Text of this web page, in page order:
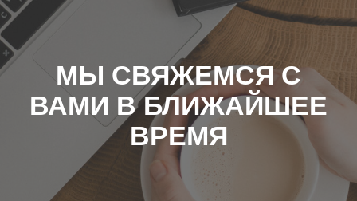
МЫ СВЯЖЕМСЯ С
ВАМИ В БЛИЖАЙШЕЕ
ВРЕМЯ